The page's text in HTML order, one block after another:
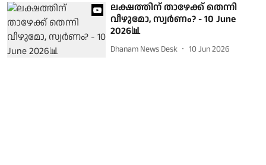
ലക്ഷത്തിന് താഴേക്ക് തെന്നി
വീഴുമോ, സ്വര്‍ണം? - 10 June
2026📊
Dhanam News Desk 10 Jun 2026